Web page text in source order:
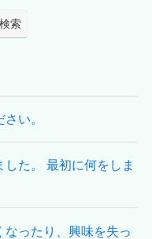
検索
い。
た。 最初に何をしま
ったり、興味を失っ